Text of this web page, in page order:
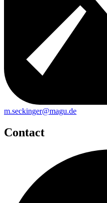
m.seckinger@magu.de
Contact